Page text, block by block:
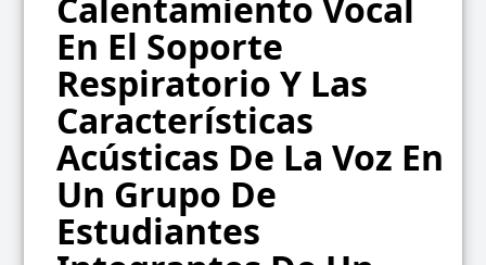
En El Soporte
Respiratorio Y Las
Características
Acústicas De La Voz En
Un Grupo De
Estudiantes